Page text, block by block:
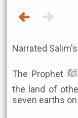
Narrated
The Prophet ﷺ said, "Whoever takes a piece of
the land of
seven earths